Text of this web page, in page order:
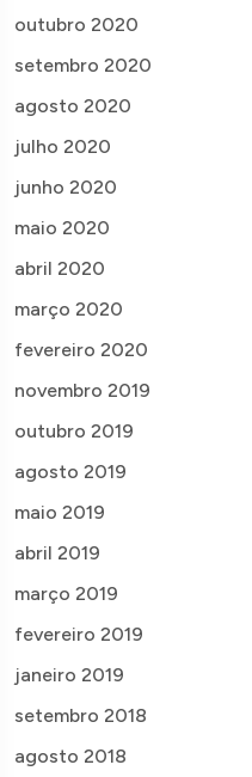
outubro 2020
setembro 2020
agosto 2020
julho 2020
junho 2020
maio 2020
abril 2020
março 2020
fevereiro 2020
novembro 2019
outubro 2019
agosto 2019
maio 2019
abril 2019
março 2019
fevereiro 2019
janeiro 2019
setembro 2018
agosto 2018